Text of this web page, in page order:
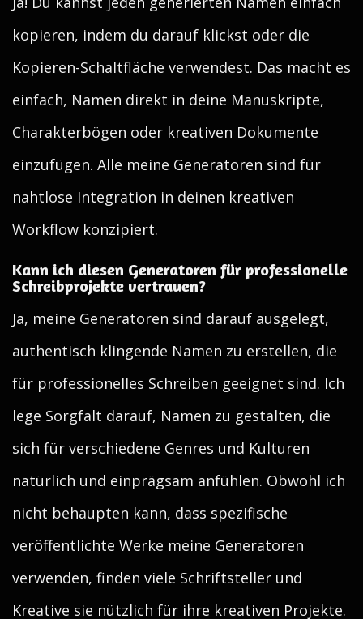
kopieren, indem du darauf klickst oder die
Kopieren-Schaltfläche verwendest. Das macht es
einfach, Namen direkt in deine Manuskripte,
Charakterbögen oder kreativen Dokumente
einzufügen. Alle meine Generatoren sind für
nahtlose Integration in deinen kreativen
Workflow konzipiert.
Kann ich diesen Generatoren für professionelle
Schreibprojekte vertrauen?
Ja, meine Generatoren sind darauf ausgelegt,
authentisch klingende Namen zu erstellen, die
für professionelles Schreiben geeignet sind. Ich
lege Sorgfalt darauf, Namen zu gestalten, die
sich für verschiedene Genres und Kulturen
natürlich und einprägsam anfühlen. Obwohl ich
nicht behaupten kann, dass spezifische
veröffentlichte Werke meine Generatoren
verwenden, finden viele Schriftsteller und
Kreative sie nützlich für ihre kreativen Projekte.